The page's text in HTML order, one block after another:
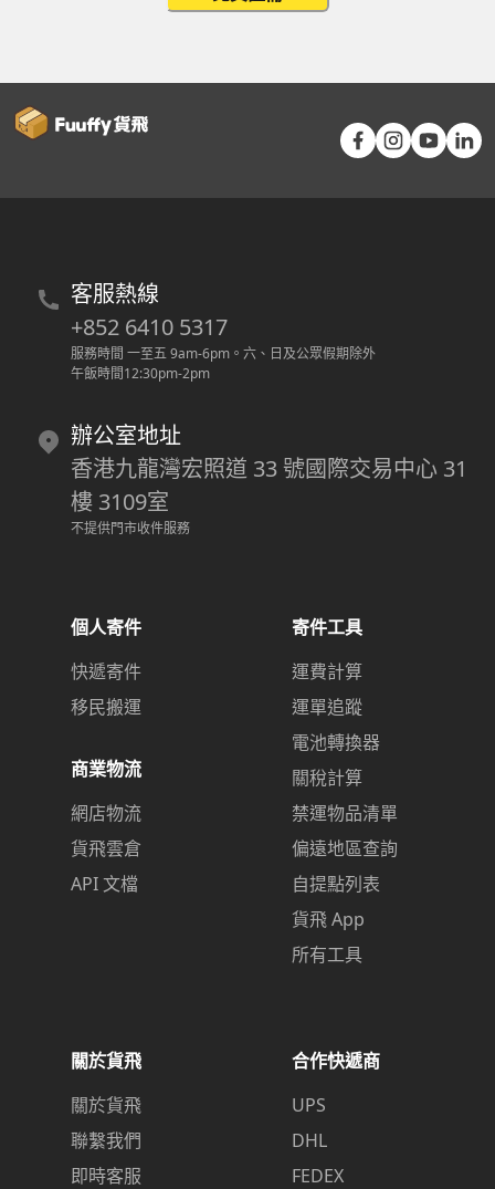
客服熱線
+852 6410 5317
服務時間 一至五 9am-6pm 。 六、日及公眾假期除外
午飯時間12:30pm-2pm
辦公室地址
香港九龍灣宏照道 33 號國際交易中心 31
樓 3109室
不提供門市收件服務
個人寄件
快遞寄件
移民搬運
商業物流
網店物流
貨飛雲倉
API 文檔
寄件工具
運費計算
運單追蹤
電池轉換器
關稅計算
禁運物品清單
偏遠地區查詢
自提點列表
貨飛 App
所有工具
關於貨飛
關於貨飛
聯繫我們
即時客服
合作快遞商
UPS
DHL
FEDEX